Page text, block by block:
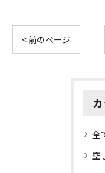
< 前のページ
全
空